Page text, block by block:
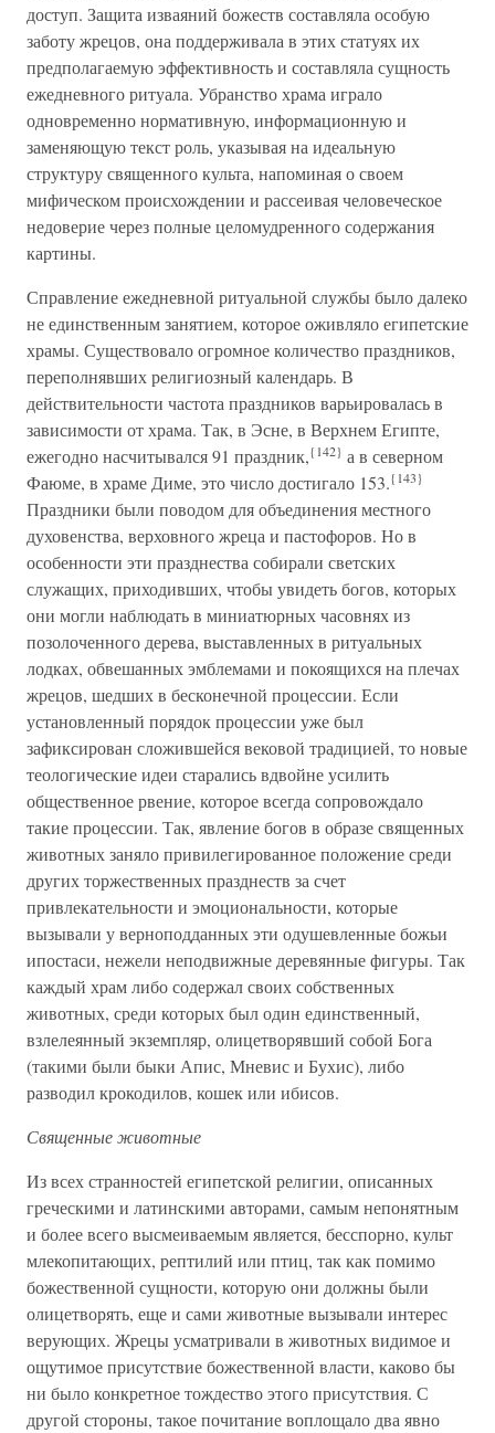
доступ. Защита изваяний божеств составляла особую
заботу жрецов, она поддерживала в этих статуях их
предполагаемую эффективность и составляла сущность
ежедневного ритуала. Убранство храма играло
одновременно нормативную, информационную и
заменяющую текст роль, указывая на идеальную
структуру священного культа, напоминая о своем
мифическом происхождении и рассеивая человеческое
недоверие через полные целомудренного содержания
картины.
Справление ежедневной ритуальной службы было далеко
не единственным занятием, которое оживляло египетские
храмы. Существовало огромное количество праздников,
переполнявших религиозный календарь. В
действительности частота праздников варьировалась в
зависимости от храма. Так, в Эсне, в Верхнем Египте,
ежегодно насчитывался 91 праздник,{142} а в северном
Фаюме, в храме Диме, это число достигало 153.{143}
Праздники были поводом для объединения местного
духовенства, верховного жреца и пастофоров. Но в
особенности эти празднества собирали светских
служащих, приходивших, чтобы увидеть богов, которых
они могли наблюдать в миниатюрных часовнях из
позолоченного дерева, выставленных в ритуальных
лодках, обвешанных эмблемами и покоящихся на плечах
жрецов, шедших в бесконечной процессии. Если
установленный порядок процессии уже был
зафиксирован сложившейся вековой традицией, то новые
теологические идеи старались вдвойне усилить
общественное рвение, которое всегда сопровождало
такие процессии. Так, явление богов в образе священных
животных заняло привилегированное положение среди
других торжественных празднеств за счет
привлекательности и эмоциональности, которые
вызывали у верноподданных эти одушевленные божьи
ипостаси, нежели неподвижные деревянные фигуры. Так
каждый храм либо содержал своих собственных
животных, среди которых был один единственный,
взлелеянный экземпляр, олицетворявший собой Бога
(такими были быки Апис, Мневис и Бухис), либо
разводил крокодилов, кошек или ибисов.
Священные животные
Из всех странностей египетской религии, описанных
греческими и латинскими авторами, самым непонятным
и более всего высмеиваемым является, бесспорно, культ
млекопитающих, рептилий или птиц, так как помимо
божественной сущности, которую они должны были
олицетворять, еще и сами животные вызывали интерес
верующих. Жрецы усматривали в животных видимое и
ощутимое присутствие божественной власти, каково бы
ни было конкретное тождество этого присутствия. С
другой стороны, такое почитание воплощало два явно